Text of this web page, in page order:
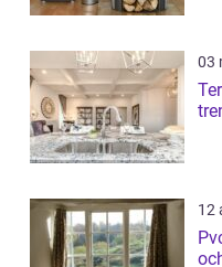
03
12
Pvc